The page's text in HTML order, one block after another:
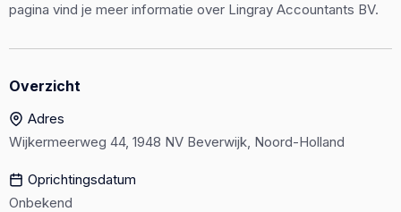
pagina vind je meer informatie over Lingray Accountants BV.
Overzicht
Adres
Wijkermeerweg 44, 1948 NV Beverwijk, Noord-Holland
Oprichtingsdatum
Onbekend